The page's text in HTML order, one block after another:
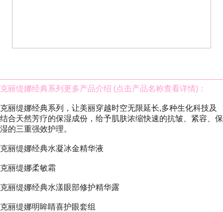
克丽缇娜经典系列 更多产品介绍 (点击产品名称查看详情)：
克丽缇娜经典系列，让美丽穿越时空无限延长,多种生化科技及
结合天然芳疗的保湿成份，给予肌肤浓缩快速的抗皱、紧容、保
湿的三重强效护理。
克丽缇娜经典水凝冰金精华液
克丽缇娜柔敏霜
克丽缇娜经典水漾眼部修护精华露
克丽缇娜明眸睛喜护眼套组